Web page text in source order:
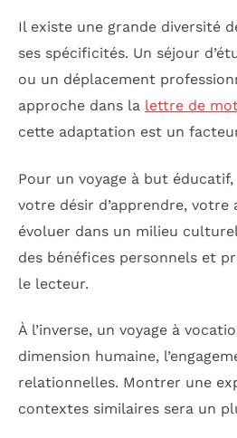
Il existe une grande diversité
ses spécificités. Un séjour
ou un déplacement
approche dans la lettre de
cette adaptation est un
Pour un voyage à but
votre désir d’apprendre,
évoluer dans un milieu
des bénéfices personnels et
le lecteur.
À l’inverse, un voyage à
dimension humaine,
relationnelles. Montrer une
contextes similaires sera un